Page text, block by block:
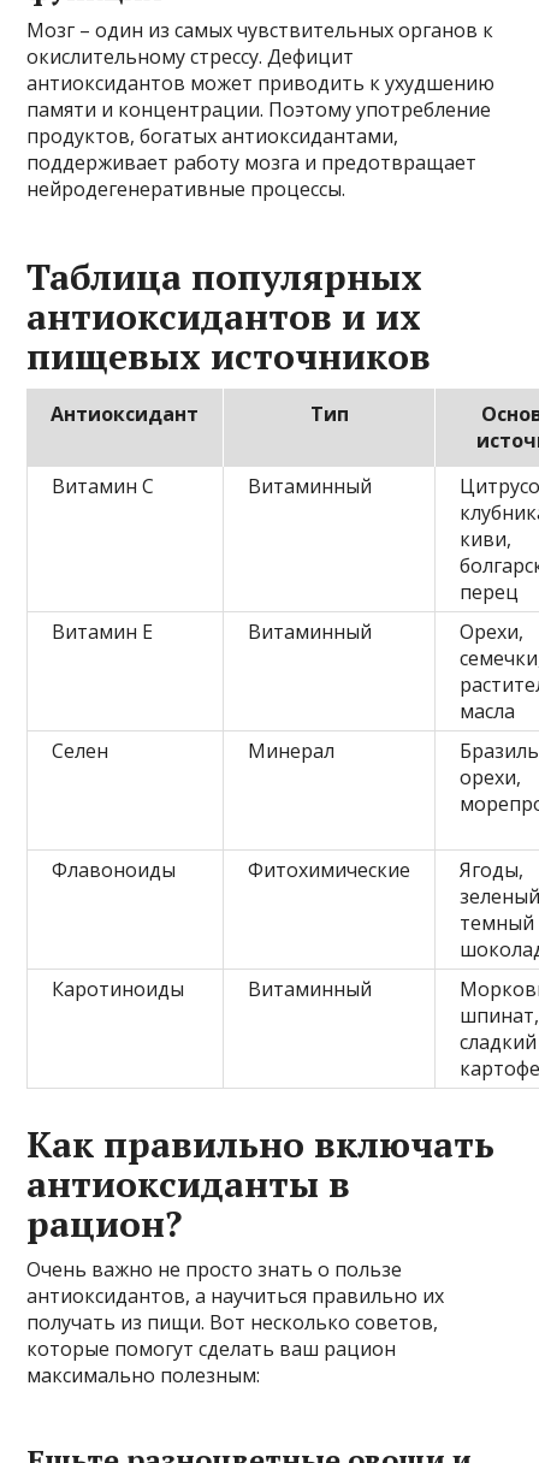
Мозг – один из самых чувствительных органов к
окислительному стрессу. Дефицит
антиоксидантов может приводить к ухудшению
памяти и концентрации. Поэтому употребление
продуктов, богатых антиоксидантами,
поддерживает работу мозга и предотвращает
нейродегенеративные процессы.
Таблица популярных
антиоксидантов и их
пищевых источников
Антиоксидант Тип
Витамин C
Витаминный
киви,
перец
Витамин E
Витаминный
Орехи,
масла
Селен
Минерал
орехи,
Флавоноиды Фитохимические
Ягоды,
темный
Каротиноиды
Витаминный
шпинат,
сладкий
Как правильно включать
антиоксиданты в
рацион?
Очень важно не просто знать о пользе
антиоксидантов, а научиться правильно их
получать из пищи. Вот несколько советов,
которые помогут сделать ваш рацион
максимально полезным: